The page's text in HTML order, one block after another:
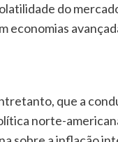
do
economias
que a
norte-